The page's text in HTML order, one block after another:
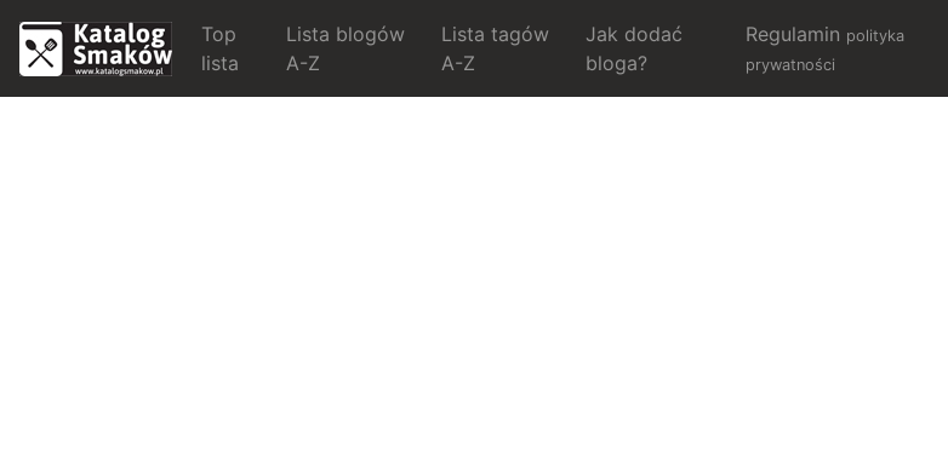
Top
lista
Lista blogów
A-Z
Lista tagów
A-Z
Jak dodać
bloga?
Regulamin polityka
prywatności